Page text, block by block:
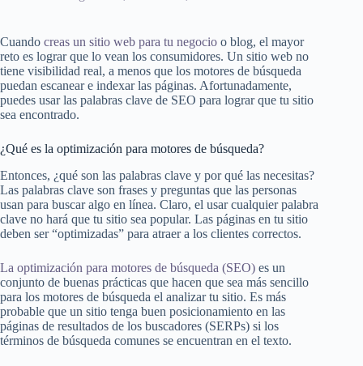
Cuando creas un sitio web para tu negocio o blog, el mayor
reto es lograr que lo vean los consumidores. Un sitio web no
tiene visibilidad real, a menos que los motores de búsqueda
puedan escanear e indexar las páginas. Afortunadamente,
puedes usar las palabras clave de SEO para lograr que tu sitio
sea encontrado.
¿Qué es la optimización para motores de búsqueda?
Entonces, ¿qué son las palabras clave y por qué las necesitas?
Las palabras clave son frases y preguntas que las personas
usan para buscar algo en línea. Claro, el usar cualquier palabra
clave no hará que tu sitio sea popular. Las páginas en tu sitio
deben ser “optimizadas” para atraer a los clientes correctos.
La optimización para motores de búsqueda (SEO) es un
conjunto de buenas prácticas que hacen que sea más sencillo
para los motores de búsqueda el analizar tu sitio. Es más
probable que un sitio tenga buen posicionamiento en las
páginas de resultados de los buscadores (SERPs) si los
términos de búsqueda comunes se encuentran en el texto.